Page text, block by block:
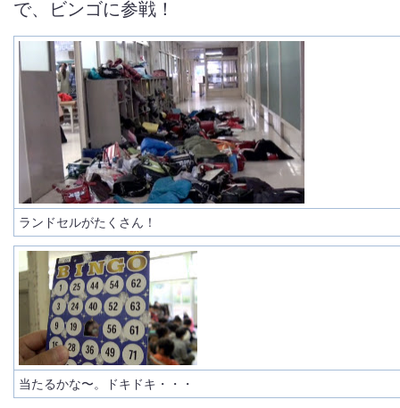
で、ビンゴに参戦！
ランドセルがたくさん！
当たるかな〜。ドキドキ・・・